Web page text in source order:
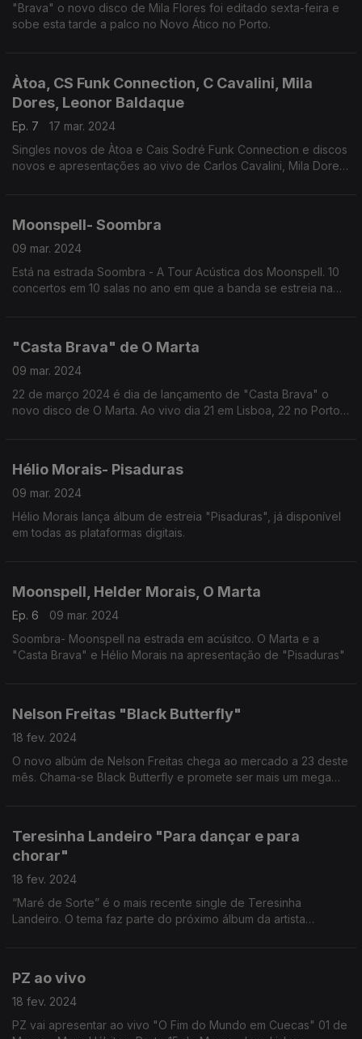
"Brava" o novo disco de Mila Flores foi editado sexta-feira e
sobe esta tarde a palco no Novo Ático no Porto.
Àtoa, CS Funk Connection, C Cavalini, Mila
Dores, Leonor Baldaque
Ep. 7
17 mar. 2024
Singles novos de Àtoa e Cais Sodré Funk Connection e discos
novos e apresentações ao vivo de Carlos Cavalini, Mila Dores
Moonspell- Soombra
09 mar. 2024
Está na estrada Soombra - A Tour Acústica dos Moonspell. 10
concertos em 10 salas no ano em que a banda se estreia na
"Casta Brava" de O Marta
09 mar. 2024
22 de março 2024 é dia de lançamento de "Casta Brava" o
novo disco de O Marta. Ao vivo dia 21 em Lisboa, 22 no Porto
Hélio Morais- Pisaduras
09 mar. 2024
Hélio Morais lança álbum de estreia "Pisaduras", já disponível
em todas as plataformas digitais.
Moonspell, Helder Morais, O Marta
Ep. 6
09 mar. 2024
Soombra- Moonspell na estrada em acúsitco. O Marta e a
"Casta Brava" e Hélio Morais na apresentação de "Pisaduras"
Nelson Freitas "Black Butterfly"
18 fev. 2024
O novo albúm de Nelson Freitas chega ao mercado a 23 deste
mês. Chama-se Black Butterfly e promete ser mais um mega
Teresinha Landeiro "Para dançar e para
chorar"
18 fev. 2024
“Maré de Sorte” é o mais recente single de Teresinha
Landeiro. O tema faz parte do próximo álbum da artista
PZ ao vivo
18 fev. 2024
PZ vai apresentar ao vivo "O Fim do Mundo em Cuecas" 01 de